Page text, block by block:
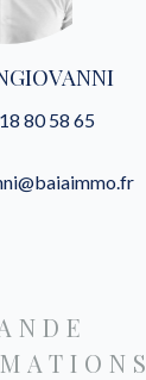
80 58 65